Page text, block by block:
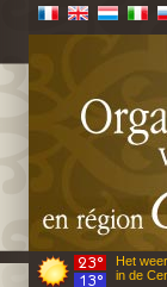
Het
in de